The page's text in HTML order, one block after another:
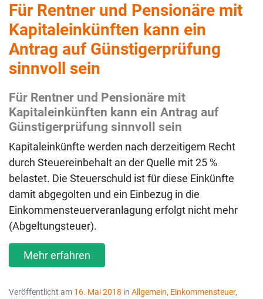
Für Rentner und Pensionäre mit
Kapitaleinkünften kann ein
Antrag auf Günstigerprüfung
sinnvoll sein
Für Rentner und Pensionäre mit
Kapitaleinkünften kann ein Antrag auf
Günstigerprüfung sinnvoll sein
Kapitaleinkünfte werden nach derzeitigem Recht
durch Steuereinbehalt an der Quelle mit 25 %
belastet. Die Steuerschuld ist für diese Einkünfte
damit abgegolten und ein Einbezug in die
Einkommensteuerveranlagung erfolgt nicht mehr
(Abgeltungsteuer).
Mehr erfahren
Veröffentlicht am 16. Mai 2018 in Allgemein, Einkommensteuer,